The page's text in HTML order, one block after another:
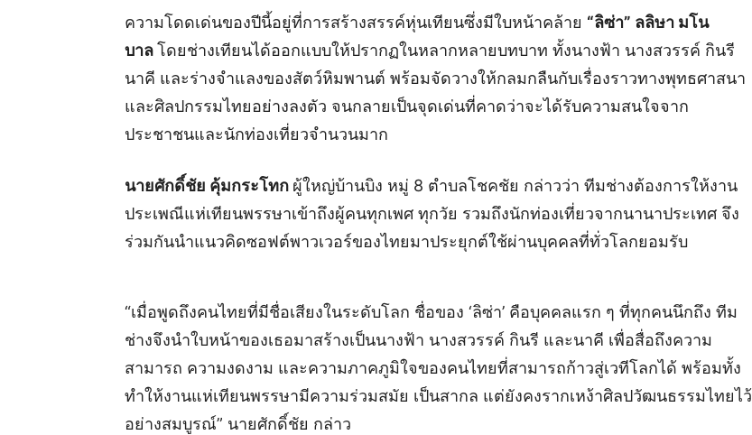
ความโดดเด่นของปีนี้อยู่ที่การสร้างสรรค์หุ่นเทียนซึ่งมีใบหน้าคล้าย “ลิซ่า” ลลิษา มโน
บาลโดยช่างเทียนได้ออกแบบให้ปรากฏในหลากหลายบทบาท ทั้งนางฟ้า นางสวรรค์ กินรี
นาคี และร่างจำแลงของสัตว์หิมพานต์ พร้อมจัดวางให้กลมกลืนกับเรื่องราวทางพุทธศาสนา
และศิลปกรรมไทยอย่างลงตัว จนกลายเป็นจุดเด่นที่คาดว่าจะได้รับความสนใจจาก
ประชาชนและนักท่องเที่ยวจำนวนมาก
นายศักดิ์ชัย คุ้มกระโทก ผู้ใหญ่บ้านบิง หมู่ 8 ตำบลโชคชัย กล่าวว่า ทีมช่างต้องการให้งาน
ประเพณีแห่เทียนพรรษาเข้าถึงผู้คนทุกเพศ ทุกวัย รวมถึงนักท่องเที่ยวจากนานาประเทศ จึง
ร่วมกันนำแนวคิดซอฟต์พาวเวอร์ของไทยมาประยุกต์ใช้ผ่านบุคคลที่ทั่วโลกยอมรับ
“เมื่อพูดถึงคนไทยที่มีชื่อเสียงในระดับโลก ชื่อของ ‘ลิซ่า’ คือบุคคลแรก ๆ ที่ทุกคนนึกถึง ทีม
ช่างจึงนำใบหน้าของเธอมาสร้างเป็นนางฟ้า นางสวรรค์ กินรี และนาคี เพื่อสื่อถึงความ
สามารถ ความงดงาม และความภาคภูมิใจของคนไทยที่สามารถก้าวสู่เวทีโลกได้ พร้อมทั้ง
ทำให้งานแห่เทียนพรรษามีความร่วมสมัย เป็นสากล แต่ยังคงรากเหง้าศิลปวัฒนธรรมไทยไว้
อย่างสมบูรณ์” นายศักดิ์ชัย กล่าว